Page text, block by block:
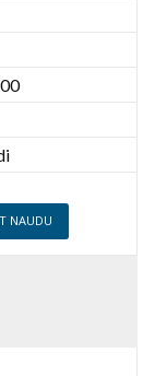
NAUDU